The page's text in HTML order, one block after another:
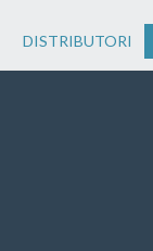
DISTRIBUTORI